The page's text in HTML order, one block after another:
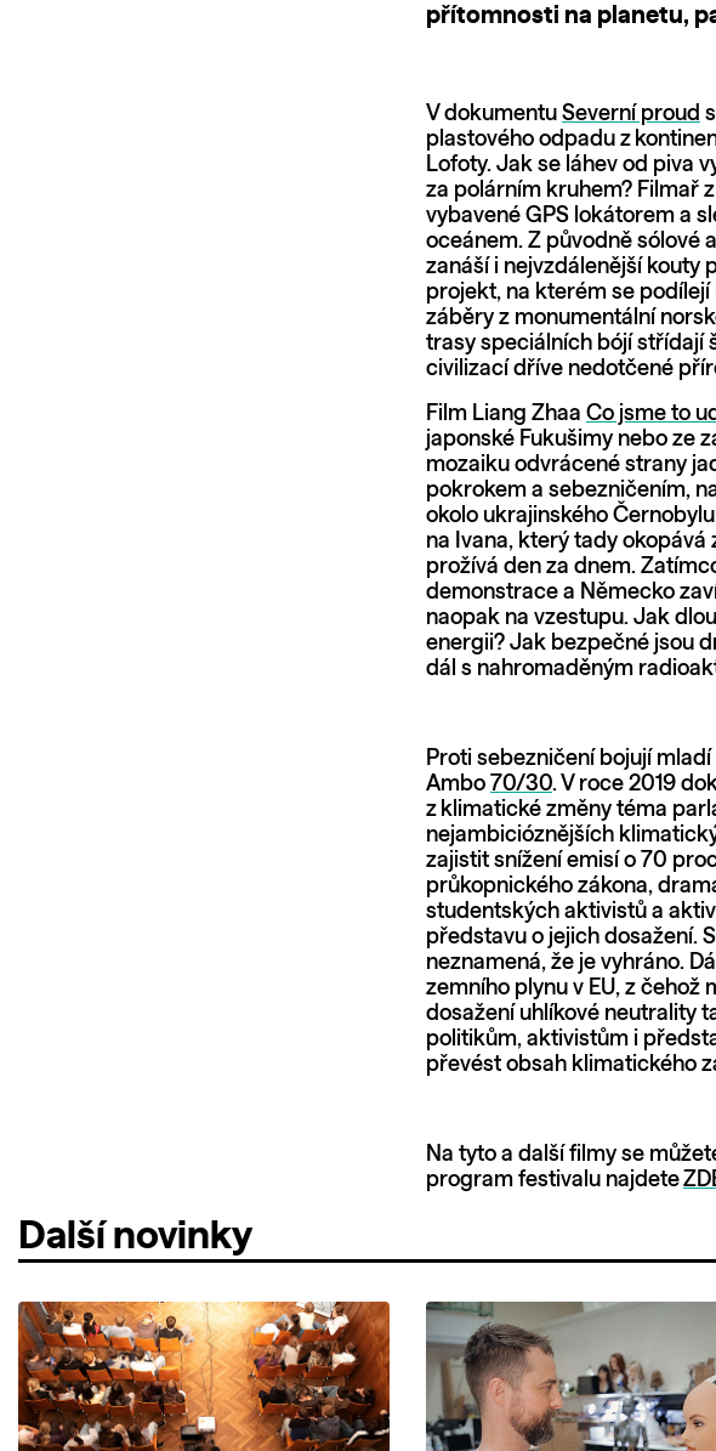
přítomnosti na planetu,
V dokumentu Severní proud
plastového odpadu z
Lofoty. Jak se láhev od piva
za polárním kruhem? Filmař
vybavené GPS lokátorem a
oceánem. Z původně sólové
zanáší i nejvzdálenější kouty
projekt, na kterém se
záběry z monumentální
trasy speciálních bójí střídají
civilizací dříve nedotčené
Film Liang Zhaa Co jsme to
japonské Fukušimy nebo ze
mozaiku odvrácené strany
pokrokem a sebezničením,
okolo ukrajinského
na Ivana, který tady
prožívá den za dnem.
demonstrace a Německo
naopak na vzestupu. Jak
energii? Jak bezpečné jsou
dál s nahromaděným
Proti sebezničení bojují
Ambo 70/30. V roce 2019
z klimatické změny téma
nejambicióznějších
zajistit snížení emisí o 70
průkopnického zákona,
studentských aktivistů a
představu o jejich dosažení.
neznamená, že je vyhráno.
zemního plynu v EU, z
dosažení uhlíkové neutrality
politikům, aktivistům i
převést obsah klimatického
Na tyto a další filmy se
program festivalu najdete
Další novinky